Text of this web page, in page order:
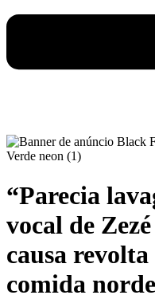
“Parecia
vocal de
causa
comida